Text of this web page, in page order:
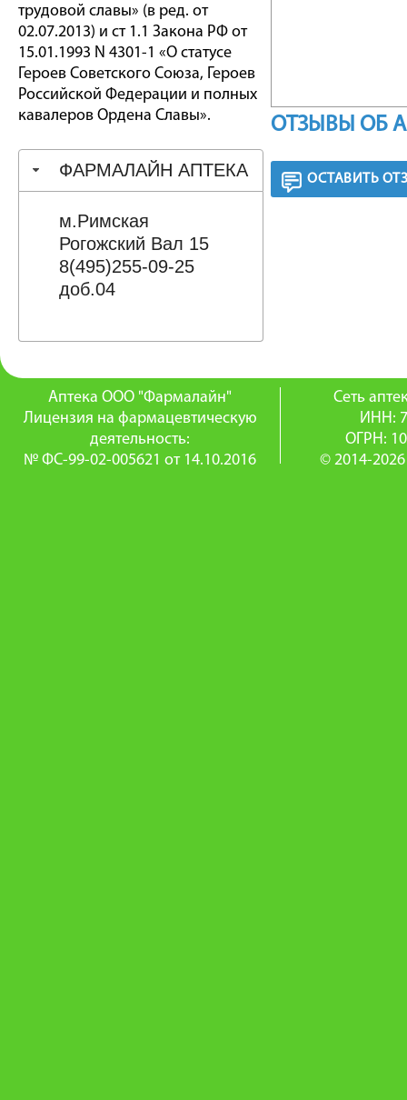
трудовой славы» (в ред. от
02.07.2013) и ст 1.1 Закона РФ от
15.01.1993 N 4301-1 «О статусе
Героев Советского Союза, Героев
Российской Федерации и полных
кавалеров Ордена Славы».
ФАРМАЛАЙН АПТЕКА
м.Римская
Рогожский Вал 15
8(495)255-09-25
доб.04
ОТЗЫВЫ ОБ
ОСТАВИТЬ
Аптека ООО "Фармалайн"
Лицензия на фармацевтическую
деятельность:
№ ФС-99-02-005621 от 14.10.2016
Сеть
ИНН:
ОГРН:
© 2014-